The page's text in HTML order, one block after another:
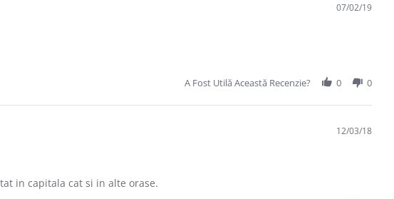
07/02/19
A Fost Utilă Această Recenzie? 0 0
12/03/18
in capitala cat si in alte orase.